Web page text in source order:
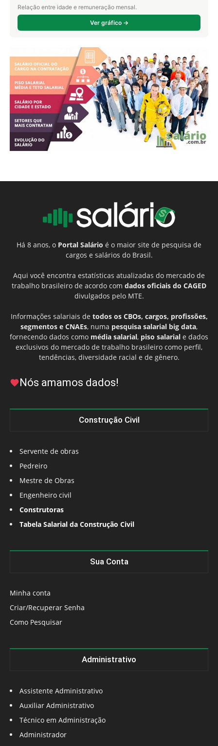
Relação entre idade e remuneração mensal.
Ver gráfico →
Há 8 anos, o Portal Salário é o maior site de pesquisa de
cargos e salários do Brasil.
Aqui você encontra estatísticas atualizadas do mercado de
trabalho brasileiro de acordo com dados oficiais do CAGED
divulgados pelo MTE.
Informações salariais de todos os CBOs, cargos, profissões,
segmentos e CNAEs, numa pesquisa salarial big data,
fornecendo dados como média salarial, piso salarial e dados
exclusivos do mercado de trabalho brasileiro como perfil,
tendências, diversidade racial e de gênero.
Nós amamos dados!
Construção Civil
Servente de obras
Pedreiro
Mestre de Obras
Engenheiro civil
Construtoras
Tabela Salarial da Construção Civil
Sua Conta
Minha conta
Criar/Recuperar Senha
Como Pesquisar
Administrativo
Assistente Administrativo
Auxiliar Administrativo
Técnico em Administração
Administrador